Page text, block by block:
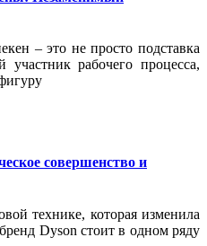
– это не просто подставка
рабочего процесса,
совершенство и
технике, которая изменила
Dyson стоит в одном ряду